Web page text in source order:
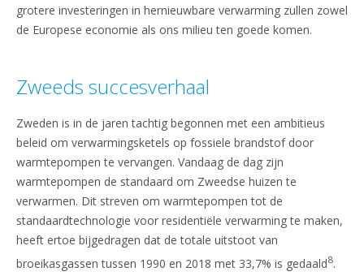
grotere investeringen in hernieuwbare verwarming zullen zowel
de Europese economie als ons milieu ten goede komen.
Zweeds succesverhaal
Zweden is in de jaren tachtig begonnen met een ambitieus
beleid om verwarmingsketels op fossiele brandstof door
warmtepompen te vervangen. Vandaag de dag zijn
warmtepompen de standaard om Zweedse huizen te
verwarmen. Dit streven om warmtepompen tot de
standaardtechnologie voor residentiële verwarming te maken,
heeft ertoe bijgedragen dat de totale uitstoot van
broeikasgassen tussen 1990 en 2018 met 33,7% is gedaald8.